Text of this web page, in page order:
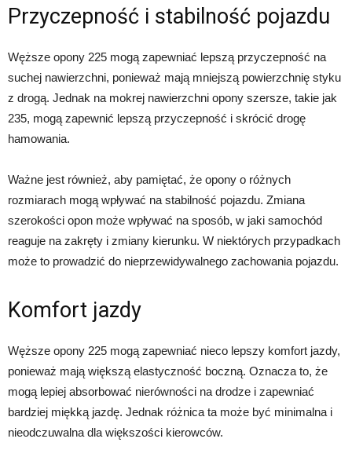
Przyczepność i stabilność pojazdu
Węższe opony 225 mogą zapewniać lepszą przyczepność na
suchej nawierzchni, ponieważ mają mniejszą powierzchnię styku
z drogą. Jednak na mokrej nawierzchni opony szersze, takie jak
235, mogą zapewnić lepszą przyczepność i skrócić drogę
hamowania.
Ważne jest również, aby pamiętać, że opony o różnych
rozmiarach mogą wpływać na stabilność pojazdu. Zmiana
szerokości opon może wpływać na sposób, w jaki samochód
reaguje na zakręty i zmiany kierunku. W niektórych przypadkach
może to prowadzić do nieprzewidywalnego zachowania pojazdu.
Komfort jazdy
Węższe opony 225 mogą zapewniać nieco lepszy komfort jazdy,
ponieważ mają większą elastyczność boczną. Oznacza to, że
mogą lepiej absorbować nierówności na drodze i zapewniać
bardziej miękką jazdę. Jednak różnica ta może być minimalna i
nieodczuwalna dla większości kierowców.